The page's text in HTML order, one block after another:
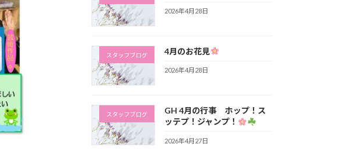
2026年4月28日
スタッフブログ 4月のお花見
2026年4月28日
スタッフブログ
GH 4月の行事 ホップ！ス
ッテプ！ジャンプ！
2026年4月27日